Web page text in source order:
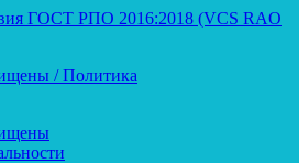
ГОСТ РПО 2016:2018 (VCS RAO
/ Политика